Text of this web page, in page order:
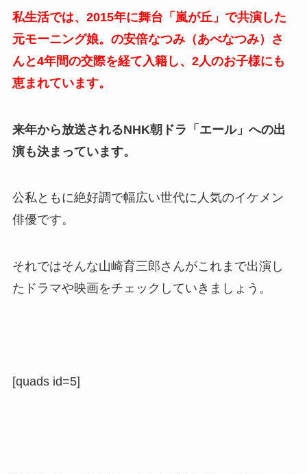
私生活では、2015年に舞台「嵐が丘」で共演した
元モーニング娘。の安倍なつみ（あべなつみ）さ
んと4年間の交際を経て入籍し、2人のお子様にも
恵まれています。
来年から放送されるNHK朝ドラ「エール」への出
演も決まっています。
公私ともに絶好調で幅広い世代に人気のイケメン
俳優です。
それではそんな山崎育三郎さんがこれまで出演し
たドラマや映画をチェックしていきましょう。
[quads id=5]